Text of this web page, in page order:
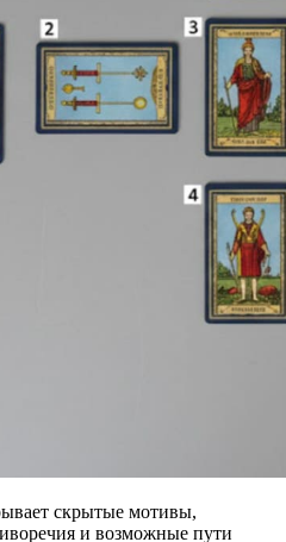
скрытые мотивы,
и возможные пути